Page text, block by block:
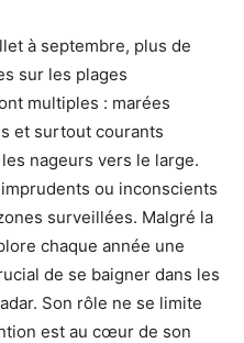
à septembre, plus de
sur les plages
multiples : marées
et surtout courants
nageurs vers le large.
ou inconscients
surveillées. Malgré la
chaque année une
de se baigner dans les
Son rôle ne se limite
est au cœur de son